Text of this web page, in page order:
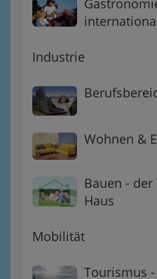
Industrie
Wohnen &
Bauen - der
Haus
Mobilität
Tourismus